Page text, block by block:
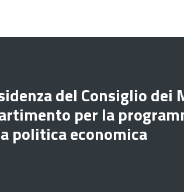
del Consiglio dei
per la
politica economica